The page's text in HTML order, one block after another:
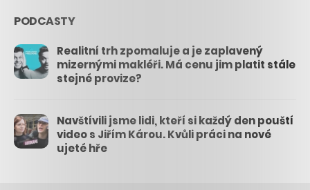
PODCASTY
Realitní trh zpomaluje a je zaplavený
mizernými makléři. Má cenu jim platit stále
stejné provize?
Navštívili jsme lidi, kteří si každý den pouští
video s Jiřím Károu. Kvůli práci na nové
ujeté hře